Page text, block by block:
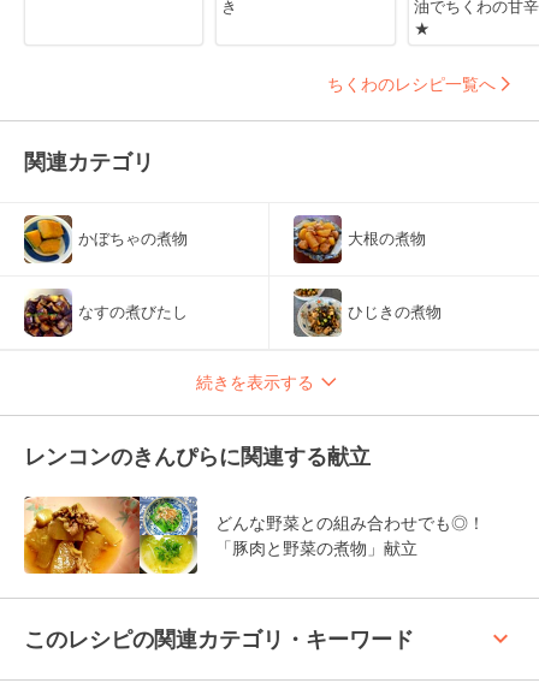
き
油でちくわの甘
★
ちくわのレシピ一覧へ
関連カテゴリ
かぼちゃの煮物 大根の煮物
なすの煮びたし ひじきの煮物
続きを表示する
レンコンのきんぴらに関連する献立
どんな野菜との組み合わせでも◎！
「豚肉と野菜の煮物」献立
このレシピの関連カテゴリ・キーワード keyboard_arrow_up